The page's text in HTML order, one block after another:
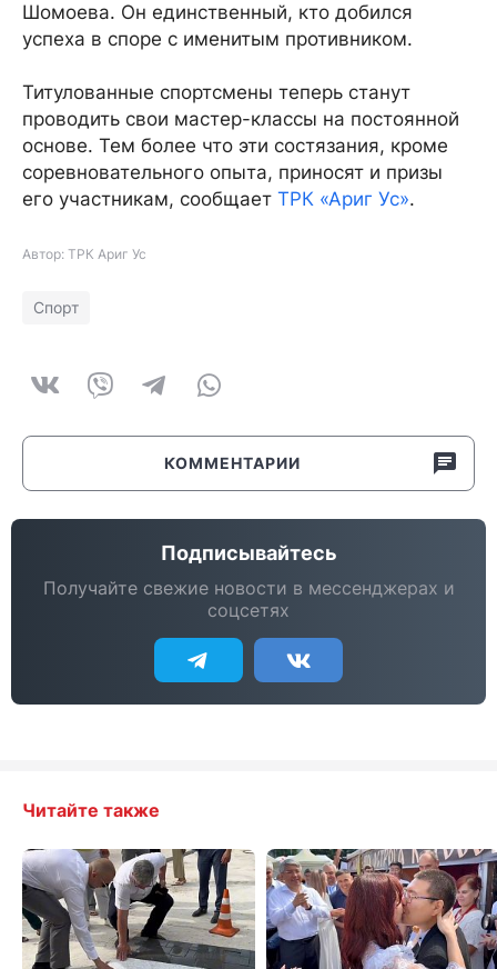
Шомоева. Он единственный, кто добился
успеха в споре с именитым противником.
Титулованные спортсмены теперь станут
проводить свои мастер-классы на постоянной
основе. Тем более что эти состязания, кроме
соревновательного опыта, приносят и призы
его участникам, сообщает ТРК «Ариг Ус».
Автор: ТРК Ариг Ус
Спорт
КОММЕНТАРИИ
Подписывайтесь
Получайте свежие новости в мессенджерах и
соцсетях
Читайте также